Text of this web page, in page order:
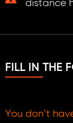
distance
FILL IN THE
You don’t